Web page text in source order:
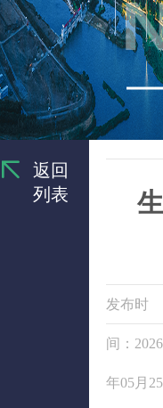
返回
列表
发布时
间：2026
年05月25